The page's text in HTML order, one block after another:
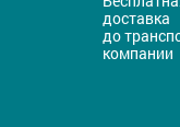
доставка
до
компании